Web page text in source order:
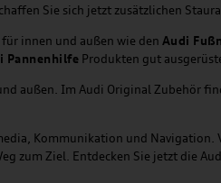
Sie sich jetzt zusätzlichen
innen und außen wie den Audi
Pannenhilfe Produkten gut
außen. Im Audi Original Zubehör
Kommunikation und Navigation.
zum Ziel. Entdecken Sie jetzt die